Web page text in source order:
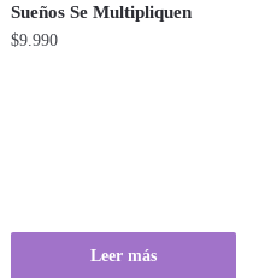
Sueños Se Multipliquen
$9.990
Leer más